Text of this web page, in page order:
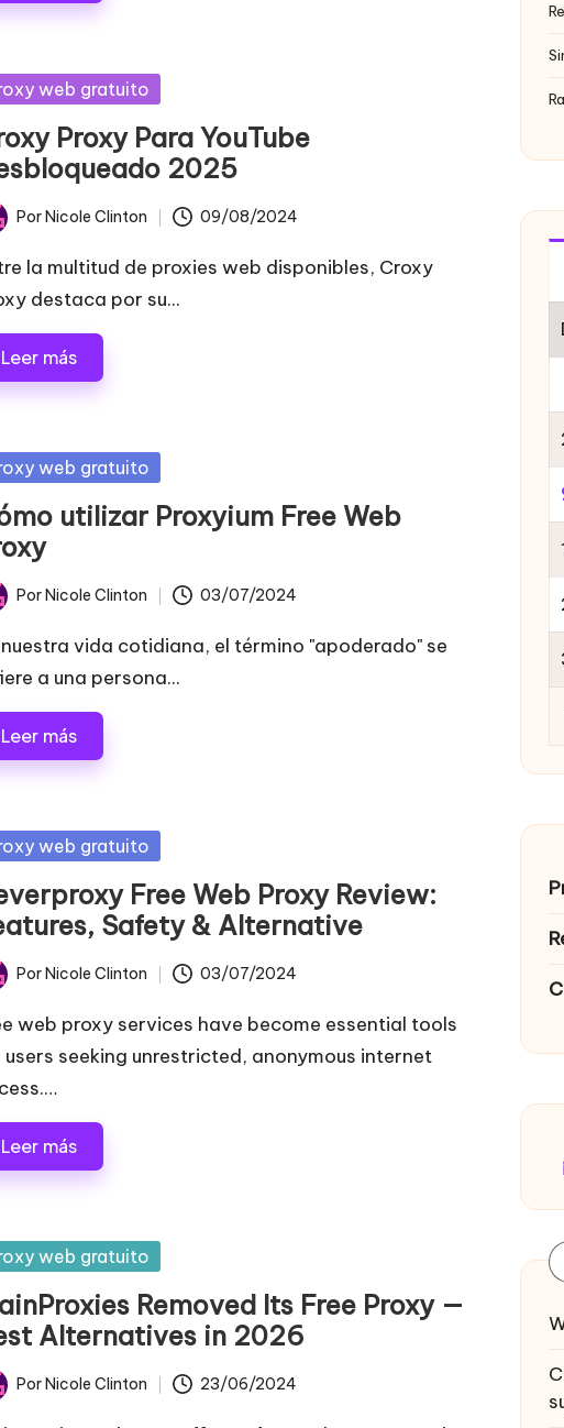
web gratuito
Proxy Para YouTube
2025
Por Nicole Clinton 09/08/2024
la multitud de proxies web disponibles, Croxy
destaca por su...
Leer más
web gratuito
utilizar Proxyium Free Web
Por Nicole Clinton 03/07/2024
nuestra vida cotidiana, el término "apoderado" se
a una persona...
Leer más
web gratuito
Free Web Proxy Review:
Safety & Alternative
Por Nicole Clinton 03/07/2024
web proxy services have become essential tools
users seeking unrestricted, anonymous internet
Leer más
web gratuito
Removed Its Free Proxy —
Alternatives in 2026
Por Nicole Clinton 23/06/2024